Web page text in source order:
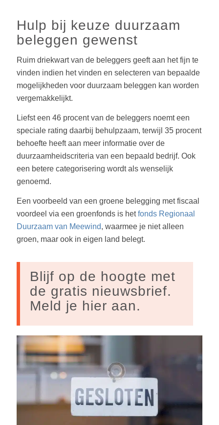
Hulp bij keuze duurzaam
beleggen gewenst
Ruim driekwart van de beleggers geeft aan het fijn te
vinden indien het vinden en selecteren van bepaalde
mogelijkheden voor duurzaam beleggen kan worden
vergemakkelijkt.
Liefst een 46 procent van de beleggers noemt een
speciale rating daarbij behulpzaam, terwijl 35 procent
behoefte heeft aan meer informatie over de
duurzaamheidscriteria van een bepaald bedrijf. Ook
een betere categorisering wordt als wenselijk
genoemd.
Een voorbeeld van een groene belegging met fiscaal
voordeel via een groenfonds is hetfonds Regionaal
Duurzaam van Meewind, waarmee je niet alleen
groen, maar ook in eigen land belegt.
Blijf op de hoogte met
de gratis nieuwsbrief.
Meld je hier aan.